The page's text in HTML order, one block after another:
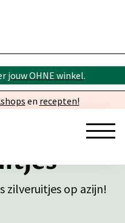
jouw OHNE winkel.
en recepten!
zilveruitjes op azijn!